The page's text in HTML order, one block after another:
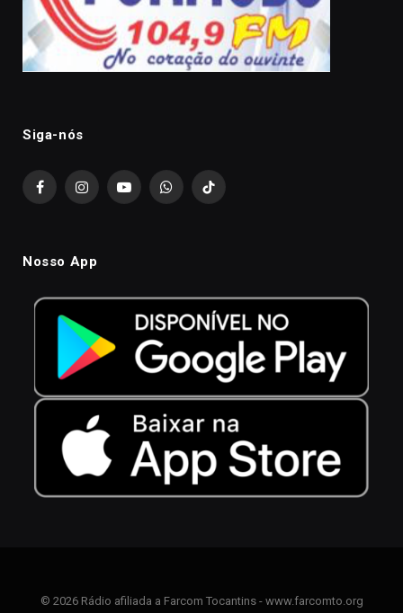
Siga-nós
FacebookInstagramYouTubeWhatsAppTikTok
Nosso App
© 2026 Rádio afiliada a Farcom Tocantins - www.farcomto.org